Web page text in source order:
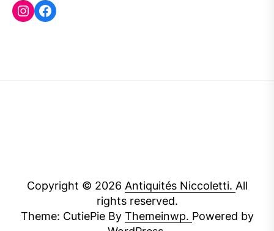
Instagram
Facebook
Copyright © 2026 Antiquités Niccoletti. All
rights reserved.
Theme: CutiePie By Themeinwp. Powered by